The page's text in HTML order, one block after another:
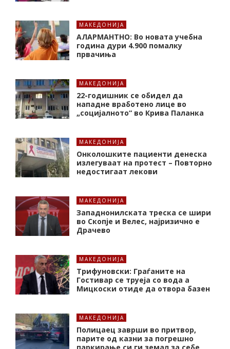
МАКЕДОНИЈА
АЛАРМАНТНО: Во новата учебна
година дури 4.900 помалку
првачиња
МАКЕДОНИЈА
22-годишник се обидел да
нападне вработено лице во
„социјалното“ во Крива Паланка
МАКЕДОНИЈА
Онколошките пациенти денеска
излегуваат на протест – Повторно
недостигаат лекови
МАКЕДОНИЈА
Западнонилската треска се шири
во Скопје и Велес, најризично е
Драчево
МАКЕДОНИЈА
Трифуновски: Граѓаните на
Гостивар се труеја со вода а
Мицкоски отиде да отвора базен
МАКЕДОНИЈА
Полицаец заврши во притвор,
парите од казни за погрешно
паркирање си ги земал за себе